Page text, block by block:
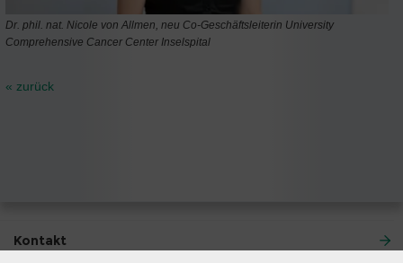
Dr. phil. nat. Nicole von Allmen, neu Co-Geschäftsleiterin University
Comprehensive Cancer Center Inselspital
« zurück
Kontakt